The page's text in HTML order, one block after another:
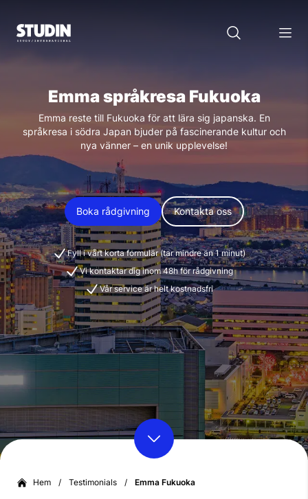
Emma språkresa Fukuoka
Emma reste till Fukuoka för att lära sig japanska. En
språkresa i södra Japan bjuder på fascinerande kultur och
nya vänner – en unik upplevelse!
Boka rådgivning Kontakta oss
Fyll i vårt korta formulär (tar mindre än 1 minut)
Vi kontaktar dig inom 48h för rådgivning
Vår service är helt kostnadsfri
Hem / Testimonials / Emma Fukuoka